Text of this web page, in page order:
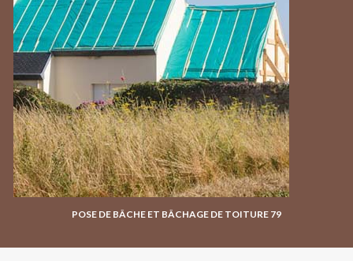
POSE DE BÂCHE ET BÂCHAGE DE TOITURE 79